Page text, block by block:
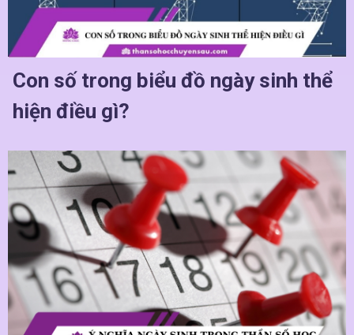
Con số trong biểu đồ ngày sinh thể
hiện điều gì?